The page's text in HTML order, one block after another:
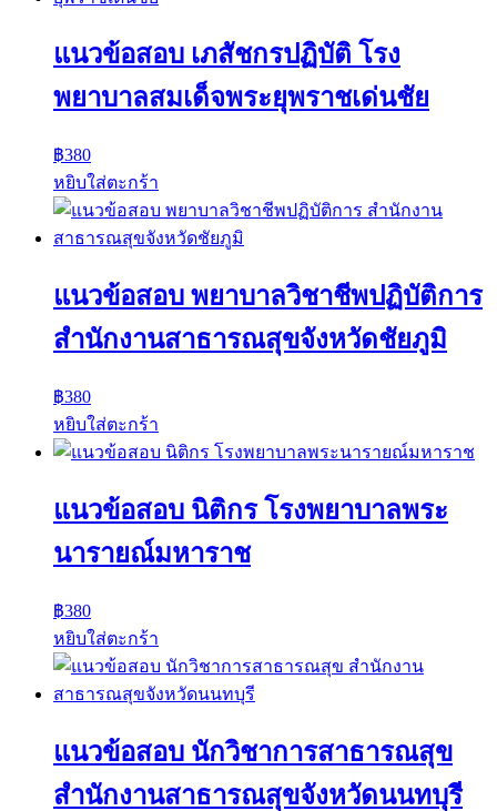
แนวข้อสอบ เภสัชกรปฏิบัติ โรง
พยาบาลสมเด็จพระยุพราชเด่นชัย
฿380
หยิบใส่ตะกร้า
แนวข้อสอบ พยาบาลวิชาชีพปฏิบัติการ
สำนักงานสาธารณสุขจังหวัดชัยภูมิ
฿380
หยิบใส่ตะกร้า
แนวข้อสอบ นิติกร โรงพยาบาลพระ
นารายณ์มหาราช
฿380
หยิบใส่ตะกร้า
แนวข้อสอบ นักวิชาการสาธารณสุข
สำนักงานสาธารณสุขจังหวัดนนทบุรี